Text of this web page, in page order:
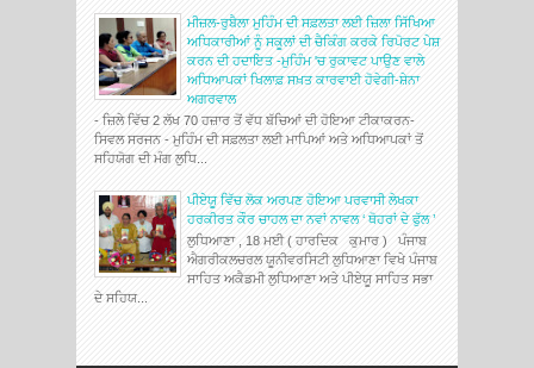
ਮੀਜ਼ਲ-ਰੁਬੈਲਾ ਮੁਹਿੰਮ ਦੀ ਸਫ਼ਲਤਾ ਲਈ ਜ਼ਿਲਾ ਸਿੱਖਿਆ
ਅਧਿਕਾਰੀਆਂ ਨੂੰ ਸਕੂਲਾਂ ਦੀ ਚੈਕਿੰਗ ਕਰਕੇ ਰਿਪੋਰਟ ਪੇਸ਼
ਕਰਨ ਦੀ ਹਦਾਇਤ -ਮੁਹਿੰਮ 'ਚ ਰੁਕਾਵਟ ਪਾਉਣ ਵਾਲੇ
ਅਧਿਆਪਕਾਂ ਖਿਲਾਫ਼ ਸਖ਼ਤ ਕਾਰਵਾਈ ਹੋਵੇਗੀ-ਸ਼ੇਨਾ
ਅਗਰਵਾਲ
- ਜ਼ਿਲੇ ਵਿੱਚ 2 ਲੱਖ 70 ਹਜ਼ਾਰ ਤੋਂ ਵੱਧ ਬੱਚਿਆਂ ਦੀ ਹੋਇਆ ਟੀਕਾਕਰਨ-
ਸਿਵਲ ਸਰਜਨ - ਮੁਹਿੰਮ ਦੀ ਸਫ਼ਲਤਾ ਲਈ ਮਾਪਿਆਂ ਅਤੇ ਅਧਿਆਪਕਾਂ ਤੋਂ
ਸਹਿਯੋਗ ਦੀ ਮੰਗ ਲੁਧਿ...
ਪੀਏਯੂ ਵਿੱਚ ਲੋਕ ਅਰਪਣ ਹੋਇਆ ਪਰਵਾਸੀ ਲੇਖਕਾ
ਹਰਕੀਰਤ ਕੌਰ ਚਾਹਲ ਦਾ ਨਵਾਂ ਨਾਵਲ ‘ ਥੋਹਰਾਂ ਦੇ ਫੁੱਲ ’
ਲੁਧਿਆਣਾ , 18 ਮਈ ( ਹਾਰਦਿਕ ਕੁਮਾਰ ) ਪੰਜਾਬ
ਐਗਰੀਕਲਚਰਲ ਯੂਨੀਵਰਸਿਟੀ ਲੁਧਿਆਣਾ ਵਿਖੇ ਪੰਜਾਬ
ਸਾਹਿਤ ਅਕੈਡਮੀ ਲੁਧਿਆਣਾ ਅਤੇ ਪੀਏਯੂ ਸਾਹਿਤ ਸਭਾ
ਦੇ ਸਹਿਯ...